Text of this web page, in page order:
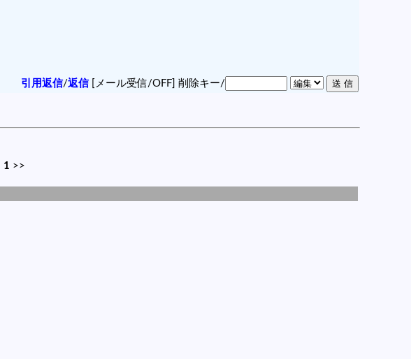
引用返信/返信[メール受信/OFF] 削除キー/
1 >>